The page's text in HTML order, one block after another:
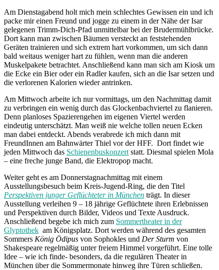
Am Dienstagabend holt mich mein schlechtes Gewissen ein und ich
packe mir einen Freund und jogge zu einem in der Nähe der Isar
gelegenen Trimm-Dich-Pfad unmittelbar bei der Brudermühlbrücke.
Dort kann man zwischen Bäumen versteckt an feststehenden
Geräten trainieren und sich extrem hart vorkommen, um sich dann
bald weitaus weniger hart zu fühlen, wenn man die anderen
Muskelpakete betrachtet. Anschließend kann man sich am Kiosk um
die Ecke ein Bier oder ein Radler kaufen, sich an die Isar setzen und
die verlorenen Kalorien wieder antrinken.
Am Mittwoch arbeite ich nur vormittags, um den Nachmittag damit
zu verbringen ein wenig durch das Glockenbachviertel zu flanieren.
Denn planloses Spazierengehen im eigenen Viertel werden
eindeutig unterschätzt. Man weiß nie welche tollen neuen Ecken
man dabei entdeckt. Abends verabrede ich mich dann mit
FreundInnen am Bahnwärter Thiel vor der HFF. Dort findet wie
jeden Mittwoch das Schienenbuskonzert statt. Diesmal spielen Mola
– eine freche junge Band, die Elektropop macht.
Weiter geht es am Donnerstagnachmittag mit einem
Ausstellungsbesuch beim Kreis-Jugend-Ring, die den Titel
Perspektiven junger Geflüchteter in München trägt. In dieser
Ausstellung verleihen 9 – 18 jährige Geflüchtete ihren Erlebnissen
und Perspektiven durch Bilder, Videos und Texte Ausdruck.
Anschließend begebe ich mich zum Sommertheater in der
Glyptothek am Königsplatz. Dort werden während des gesamten
Sommers König Ödipus von Sophokles und Der Sturm von
Shakespeare regelmäßig unter freiem Himmel vorgeführt. Eine tolle
Idee – wie ich finde- besonders, da die regulären Theater in
München über die Sommermonate hinweg ihre Türen schließen.